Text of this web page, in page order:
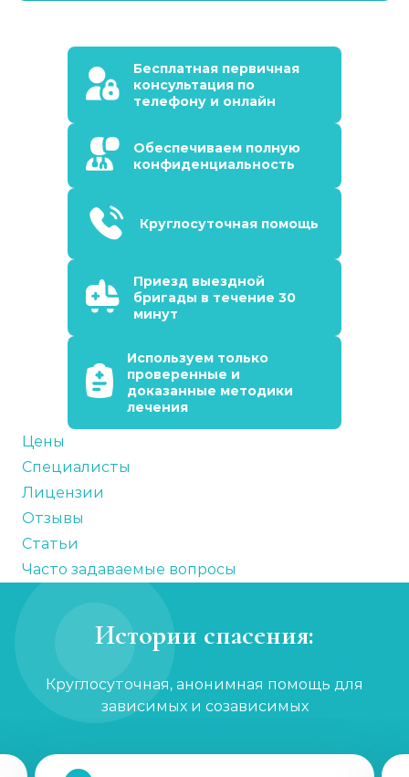
Бесплатная первичная
консультация по
телефону и онлайн
Обеспечиваем полную
конфиденциальность
Круглосуточная помощь
Приезд выездной
бригады в течение 30
минут
Используем только
проверенные и
доказанные методики
лечения
Цены
Специалисты
Лицензии
Отзывы
Статьи
Часто задаваемые вопросы
Истории спасения:
Круглосуточная, анонимная помощь для
зависимых и созависимых